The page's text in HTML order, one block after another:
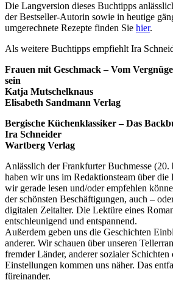
Die Langversion dieses Buchtipps
der Bestseller-Autorin sowie in heutige
umgerechnete Rezepte finden Sie hier.
Als weitere Buchtipps empfiehlt Ira
Frauen mit Geschmack – Vom
sein
Katja Mutschelknaus
Elisabeth Sandmann Verlag
Bergische Küchenklassiker – Das
Ira Schneider
Wartberg Verlag
Anlässlich der Frankfurter Buchmesse
haben wir uns im Redaktionsteam über die
wir gerade lesen und/oder empfehlen
der schönsten Beschäftigungen, auch –
digitalen Zeitalter. Die Lektüre eines
entschleunigend und entspannend.
Außerdem geben uns die Geschichten
anderer. Wir schauen über unseren
fremder Länder, anderer sozialer
Einstellungen kommen uns näher. Das
füreinander.